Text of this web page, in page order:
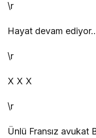
\r
Hayat devam
\r
X X X
\r
Ünlü Fransız avukat